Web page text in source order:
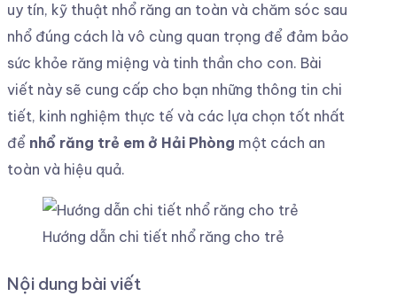
uy tín, kỹ thuật nhổ răng an toàn và chăm sóc sau
nhổ đúng cách là vô cùng quan trọng để đảm bảo
sức khỏe răng miệng và tinh thần cho con. Bài
viết này sẽ cung cấp cho bạn những thông tin chi
tiết, kinh nghiệm thực tế và các lựa chọn tốt nhất
để nhổ răng trẻ em ở Hải Phòng một cách an
toàn và hiệu quả.
Hướng dẫn chi tiết nhổ răng cho trẻ
Nội dung bài viết